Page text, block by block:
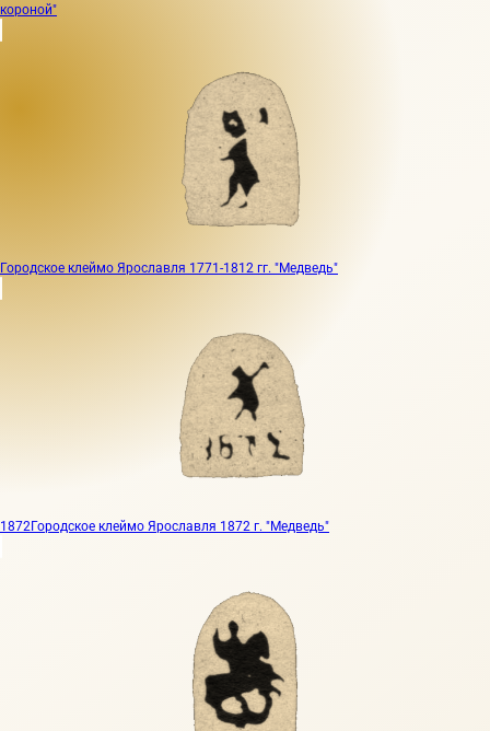
короной"
Городское клеймо Ярославля 1771-1812 гг. "Медведь"
1872Городское клеймо Ярославля 1872 г. "Медведь"